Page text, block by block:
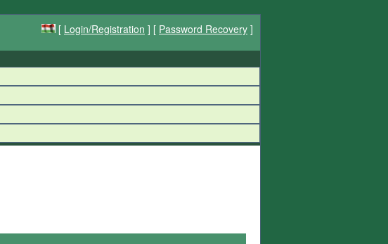
[ Login/Registration ] [ Password Recovery ]